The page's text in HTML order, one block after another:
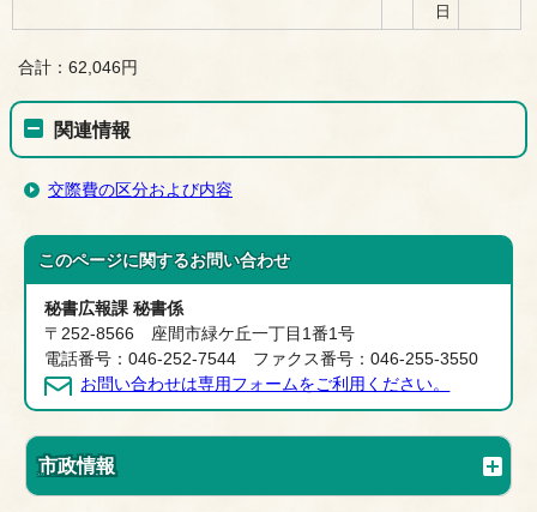
日
合計：62,046円
関連情報
交際費の区分および内容
このページに関するお問い合わせ
秘書広報課 秘書係
〒252-8566 座間市緑ケ丘一丁目1番1号
電話番号：046-252-7544 ファクス番号：046-255-3550
お問い合わせは専用フォームをご利用ください。
市政情報